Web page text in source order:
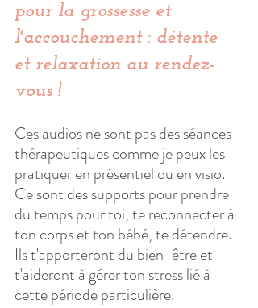
pour la grossesse et
l'accouchement : détente
et relaxation au rendez-
vous !
Ces audios ne sont pas des séances
thérapeutiques comme je peux les
pratiquer en présentiel ou en visio.
Ce sont des supports pour prendre
du temps pour toi, te reconnecter à
ton corps et ton bébé, te détendre.
Ils t'apporteront du bien-être et
t'aideront à gérer ton stress lié à
cette période particulière.